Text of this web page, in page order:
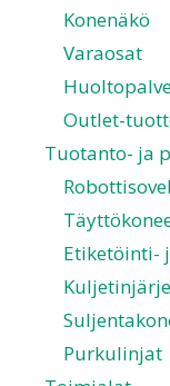
Konenäkö
Varaosat
Outlet-
Tuotanto- ja
Etiketöinti-
Purkulinjat